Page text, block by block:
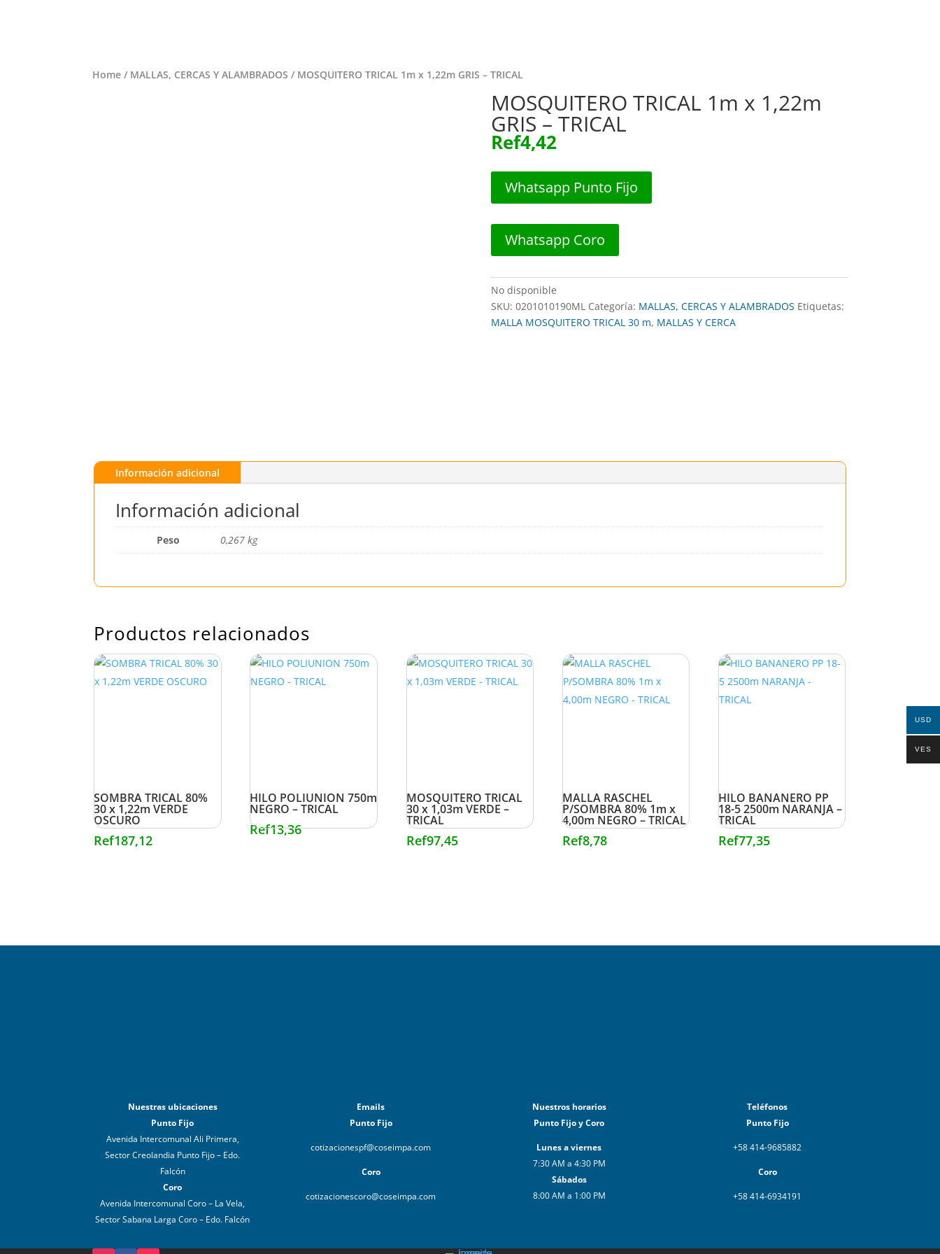
Home / MALLAS, CERCAS Y ALAMBRADOS / MOSQUITERO TRICAL 1m x 1,22m GRIS – TRICAL
MOSQUITERO TRICAL 1m x 1,22m
GRIS – TRICAL
Ref4,42
Whatsapp Punto Fijo
Whatsapp Coro
No disponible
SKU: 0201010190ML Categoría: MALLAS, CERCAS Y ALAMBRADOS Etiquetas:
MALLA MOSQUITERO TRICAL 30 m, MALLAS Y CERCA
Información adicional
Información adicional
Peso 0,267 kg
Productos relacionados
SOMBRA TRICAL 80%
30 x 1,22m VERDE
OSCURO
Ref187,12
HILO POLIUNION 750m
NEGRO – TRICAL
Ref13,36
MOSQUITERO TRICAL
30 x 1,03m VERDE –
TRICAL
Ref97,45
MALLA RASCHEL
P/SOMBRA 80% 1m x
4,00m NEGRO – TRICAL
Ref8,78
HILO BANANERO PP
18-5 2500m NARANJA –
TRICAL
Ref77,35
Nuestras ubicaciones
Punto Fijo
Avenida Intercomunal Ali Primera,
Sector Creolandia Punto Fijo – Edo.
Falcón
Coro
Avenida Intercomunal Coro – La Vela,
Sector Sabana Larga Coro – Edo. Falcón
Emails
Punto Fijo
cotizacionespf@coseimpa.com
Coro
cotizacionescoro@coseimpa.com
Nuestros horarios
Punto Fijo y Coro
Lunes a viernes
7:30 AM a 4:30 PM
Sábados
8:00 AM a 1:00 PM
Teléfonos
Punto Fijo
+58 414-9685882
Coro
+58 414-6934191
USD
VES